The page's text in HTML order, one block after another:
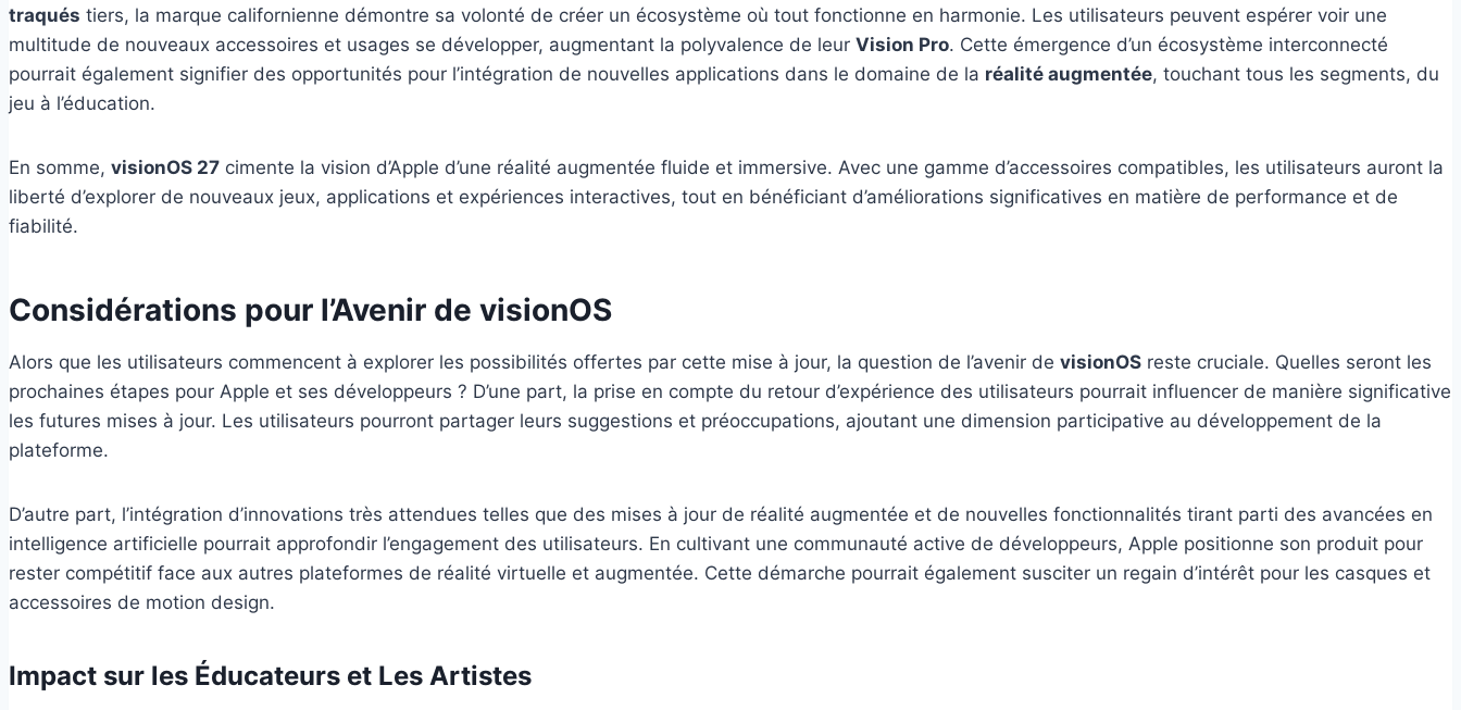
traqués tiers, la marque californienne démontre sa volonté de créer un écosystème où tout fonctionne en harmonie. Les utilisateurs peuvent espérer voir une
multitude de nouveaux accessoires et usages se développer, augmentant la polyvalence de leur Vision Pro. Cette émergence d’un écosystème interconnecté
pourrait également signifier des opportunités pour l’intégration de nouvelles applications dans le domaine de la réalité augmentée, touchant tous les segments, du
jeu à l’éducation.
En somme, visionOS 27 cimente la vision d’Apple d’une réalité augmentée fluide et immersive. Avec une gamme d’accessoires compatibles, les utilisateurs auront la
liberté d’explorer de nouveaux jeux, applications et expériences interactives, tout en bénéficiant d’améliorations significatives en matière de performance et de
fiabilité.
Considérations pour l’Avenir de visionOS
Alors que les utilisateurs commencent à explorer les possibilités offertes par cette mise à jour, la question de l’avenir de visionOS reste cruciale. Quelles seront les
prochaines étapes pour Apple et ses développeurs ? D’une part, la prise en compte du retour d’expérience des utilisateurs pourrait influencer de manière significative
les futures mises à jour. Les utilisateurs pourront partager leurs suggestions et préoccupations, ajoutant une dimension participative au développement de la
plateforme.
D’autre part, l’intégration d’innovations très attendues telles que des mises à jour de réalité augmentée et de nouvelles fonctionnalités tirant parti des avancées en
intelligence artificielle pourrait approfondir l’engagement des utilisateurs. En cultivant une communauté active de développeurs, Apple positionne son produit pour
rester compétitif face aux autres plateformes de réalité virtuelle et augmentée. Cette démarche pourrait également susciter un regain d’intérêt pour les casques et
accessoires de motion design.
Impact sur les Éducateurs et Les Artistes